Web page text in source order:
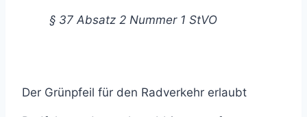
§ 37 Absatz 2 Nummer 1 StVO
Der Grünpfeil für den Radverkehr erlaubt